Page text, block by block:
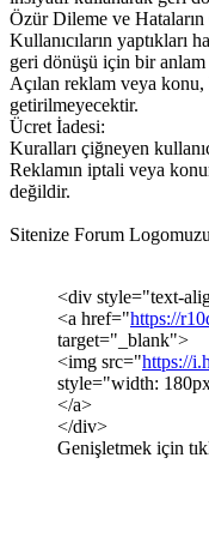
Özür Dileme ve Hataların
Kullanıcıların yaptıkları
geri dönüşü için bir anlam
Açılan reklam veya konu,
getirilmeyecektir.
Ücret İadesi:
Kuralları çiğneyen
Reklamın iptali veya
değildir.
Sitenize Forum
<div style="text-
<a href="https://
target="_blank">
<img src="https://
style="width:
</a>
</div>
Genişletmek için